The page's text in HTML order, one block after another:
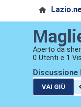
Aperto da
0 Utenti e 1
VAI GIÙ